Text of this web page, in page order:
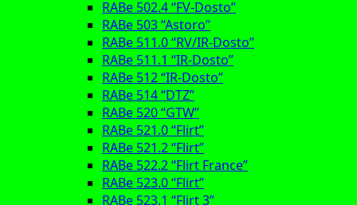
RABe 502.4 “FV-Dosto”
RABe 503 “Astoro”
RABe 511.0 “RV/IR-Dosto”
RABe 511.1 “IR-Dosto”
RABe 512 “IR-Dosto”
RABe 514 “DTZ”
RABe 520 “GTW”
RABe 521.0 “Flirt”
RABe 521.2 “Flirt”
RABe 522.2 “Flirt France”
RABe 523.0 “Flirt”
RABe 523.1 “Flirt 3”